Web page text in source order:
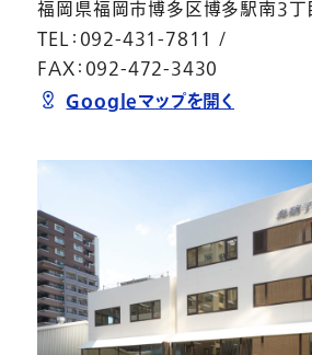
福岡県福岡市博多区博多駅南3
TEL：092-431-7811 /
FAX：092-472-3430
Googleマップを開く